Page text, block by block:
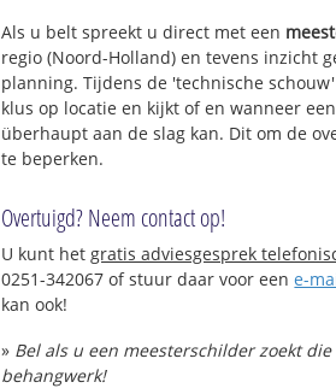
Als u belt spreekt u direct met een
regio (Noord-Holland) en tevens inzicht
planning. Tijdens de 'technische
klus op locatie en kijkt of en wanneer
überhaupt aan de slag kan. Dit om de
te beperken.
Overtuigd? Neem contact op!
U kunt hetgratis adviesgesprek
0251-342067 of stuur daar voor eene-
kan ook!
» Bel als u een meesterschilder zoekt
behangwerk!